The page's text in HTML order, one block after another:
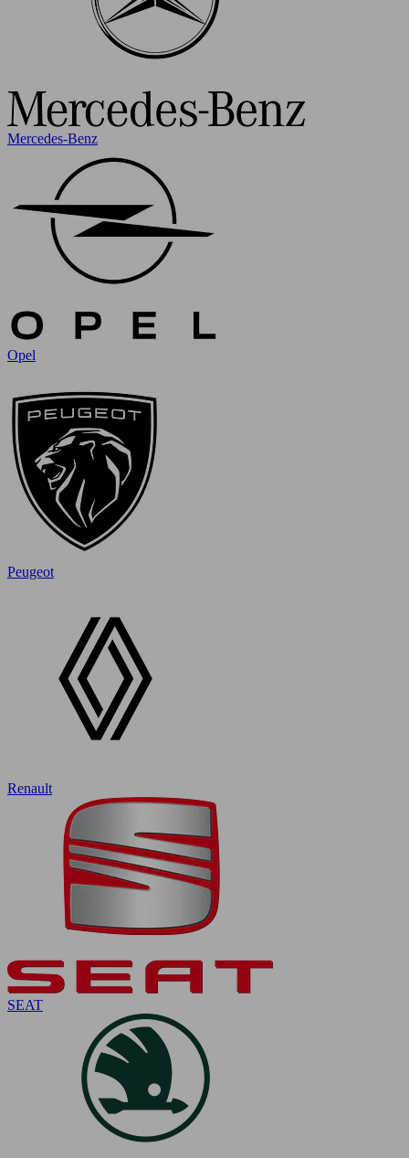
Mercedes-Benz
Opel
Peugeot
Renault
SEAT